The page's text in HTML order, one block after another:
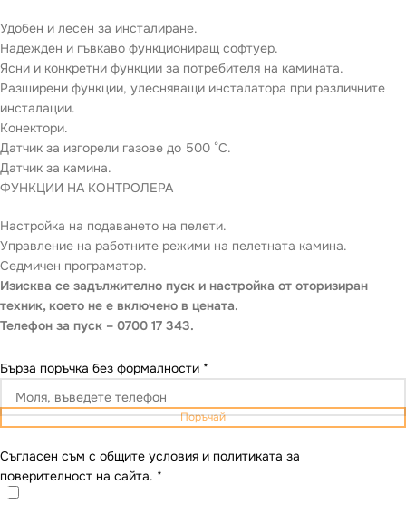
Удобен и лесен за инсталиране.
Надежден и гъвкаво функциониращ софтуер.
Ясни и конкретни функции за потребителя на камината.
Разширени функции, улесняващи инсталатора при различните
инсталации.
Конектори.
Датчик за изгорели газове до 500 °C.
Датчик за камина.
ФУНКЦИИ НА КОНТРОЛЕРА
Настройка на подаването на пелети.
Управление на работните режими на пелетната камина.
Седмичен програматор.
Изисква се задължително пуск и настройка от оторизиран
техник, което не е включено в цената.
Телефон за пуск – 0700 17 343.
Бърза поръчка без формалности *
Поръчай
Съгласен съм с общите условия и политиката за
поверителност на сайта. *